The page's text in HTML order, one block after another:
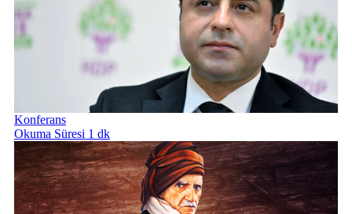
Konferans
Okuma Süresi 1 dk